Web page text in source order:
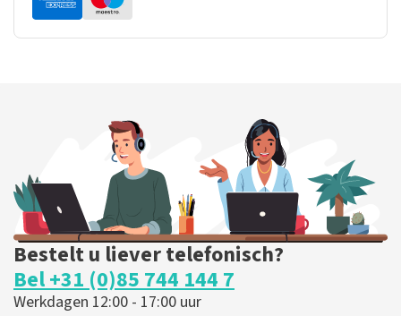
Bestelt u liever telefonisch?
Bel +31 (0)85 744 144 7
Werkdagen 12:00 - 17:00 uur